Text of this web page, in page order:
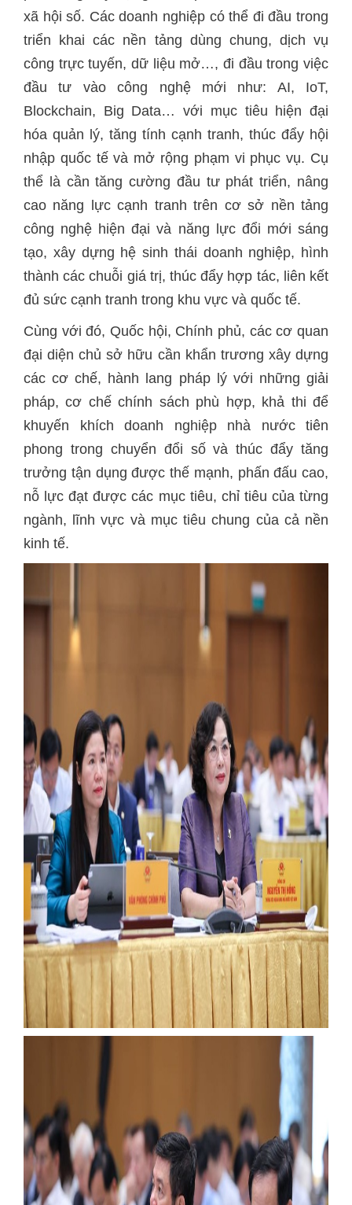
xã hội số. Các doanh nghiệp có thể đi đầu trong
triển khai các nền tảng dùng chung, dịch vụ
công trực tuyến, dữ liệu mở…, đi đầu trong việc
đầu tư vào công nghệ mới như: AI, IoT,
Blockchain, Big Data… với mục tiêu hiện đại
hóa quản lý, tăng tính cạnh tranh, thúc đẩy hội
nhập quốc tế và mở rộng phạm vi phục vụ. Cụ
thể là cần tăng cường đầu tư phát triển, nâng
cao năng lực cạnh tranh trên cơ sở nền tảng
công nghệ hiện đại và năng lực đổi mới sáng
tạo, xây dựng hệ sinh thái doanh nghiệp, hình
thành các chuỗi giá trị, thúc đẩy hợp tác, liên kết
đủ sức cạnh tranh trong khu vực và quốc tế.
Cùng với đó, Quốc hội, Chính phủ, các cơ quan
đại diện chủ sở hữu cần khẩn trương xây dựng
các cơ chế, hành lang pháp lý với những giải
pháp, cơ chế chính sách phù hợp, khả thi để
khuyến khích doanh nghiệp nhà nước tiên
phong trong chuyển đổi số và thúc đẩy tăng
trưởng tận dụng được thế mạnh, phấn đấu cao,
nỗ lực đạt được các mục tiêu, chỉ tiêu của từng
ngành, lĩnh vực và mục tiêu chung của cả nền
kinh tế.